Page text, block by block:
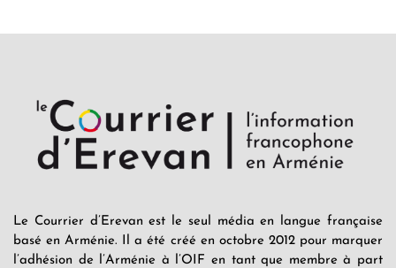
Le Courrier d’Erevan est le seul média en langue française
basé en Arménie. Il a été créé en octobre 2012 pour marquer
l’adhésion de l’Arménie à l’OIF en tant que membre à part